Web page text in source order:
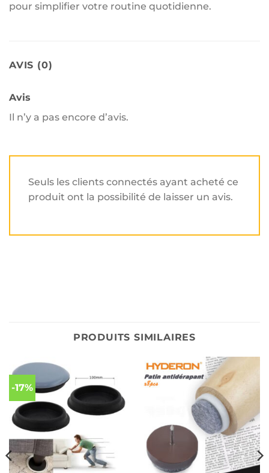
pour simplifier votre routine quotidienne.
AVIS (0)
Avis
Il n’y a pas encore d’avis.
Seuls les clients connectés ayant acheté ce
produit ont la possibilité de laisser un avis.
PRODUITS SIMILAIRES
-17%